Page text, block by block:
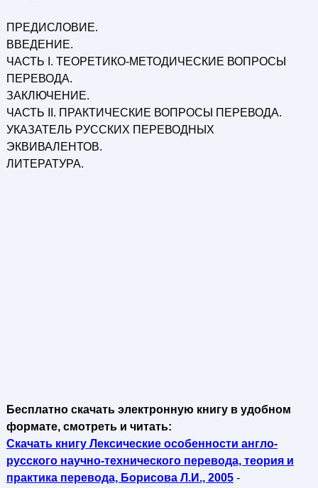
ПРЕДИСЛОВИЕ.
ВВЕДЕНИЕ.
ЧАСТЬ I. ТЕОРЕТИКО-МЕТОДИЧЕСКИЕ ВОПРОСЫ
ПЕРЕВОДА.
ЗАКЛЮЧЕНИЕ.
ЧАСТЬ II. ПРАКТИЧЕСКИЕ ВОПРОСЫ ПЕРЕВОДА.
УКАЗАТЕЛЬ РУССКИХ ПЕРЕВОДНЫХ
ЭКВИВАЛЕНТОВ.
ЛИТЕРАТУРА.
Бесплатно скачать электронную книгу в удобном
формате, смотреть и читать:
Скачать книгу Лексические особенности англо-
русского научно-технического перевода, теория и
практика перевода, Борисова Л.И., 2005-